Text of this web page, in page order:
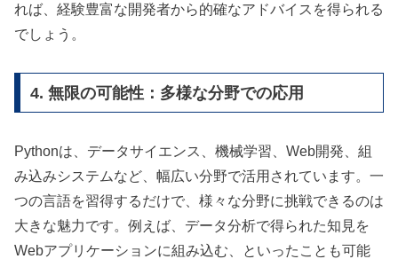
れば、経験豊富な開発者から的確なアドバイスを得られる
でしょう。
4. 無限の可能性：多様な分野での応用
Pythonは、データサイエンス、機械学習、Web開発、組
み込みシステムなど、幅広い分野で活用されています。一
つの言語を習得するだけで、様々な分野に挑戦できるのは
大きな魅力です。例えば、データ分析で得られた知見を
Webアプリケーションに組み込む、といったことも可能